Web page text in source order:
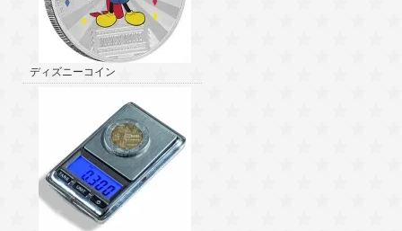
ディズニーコイン